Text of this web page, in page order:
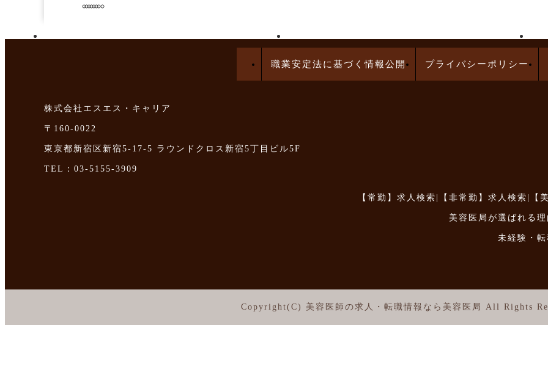
職業安定法に基づく情報公開 プライバシーポリシー
株式会社エスエス・キャリア
〒160-0022
東京都新宿区新宿5-17-5 ラウンドクロス新宿5丁目ビル5F
TEL：03-5155-3909
【常勤】求人検索 【非常勤】求人検索 【
美容医局が選ばれる
未経験・
Copyright(C) 美容医師の求人・転職情報なら美容医局 All Rights